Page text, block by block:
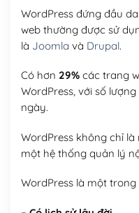
WordPress đứng đầu
web thường được sử
là Joomla và Drupal.
Có hơn 29%các trang
WordPress, với số
ngày.
WordPress không chỉ
một hệ thống quản lý
WordPress là một